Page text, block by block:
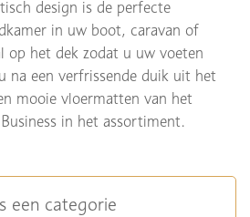
design is de perfecte
in uw boot, caravan of
op het dek zodat u uw voeten
na een verfrissende duik uit het
mooie vloermatten van het
in het assortiment.
een categorie